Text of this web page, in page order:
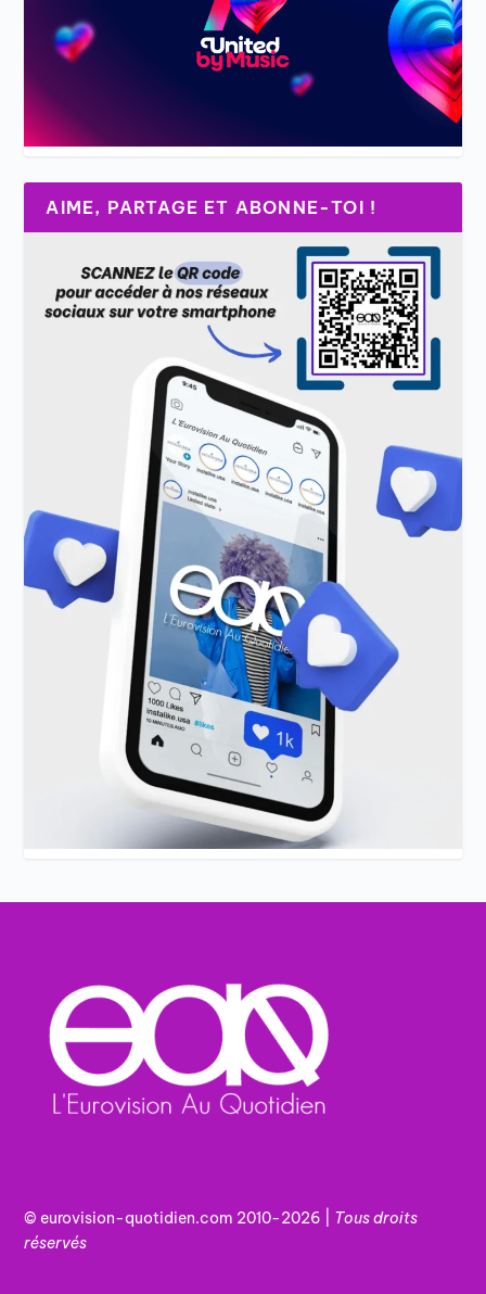
AIME, PARTAGE ET ABONNE-TOI !
© eurovision-quotidien.com 2010-2026 | Tousdroits
réservés